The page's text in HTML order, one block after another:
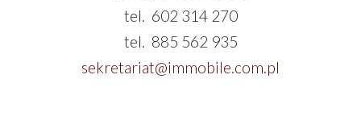
tel. 602 314 270
tel. 885 562 935
sekretariat@immobile.com.pl